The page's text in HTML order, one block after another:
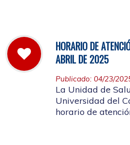
HORARIO DE
ABRIL DE 2025
Publicado: 04/23/
La Unidad de
Universidad del
horario de